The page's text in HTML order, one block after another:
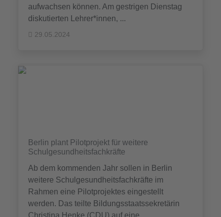
aufwachsen können. Am gestrigen Dienstag
diskutierten Lehrer*innen, ...
29.05.2024
Berlin plant Pilotprojekt für weitere
Schulgesundheitsfachkräfte
Ab dem kommenden Jahr sollen in Berlin
weitere Schulgesundheitsfachkräfte im
Rahmen eine Pilotprojektes eingestellt
werden. Das teilte Bildungsstaatssekretärin